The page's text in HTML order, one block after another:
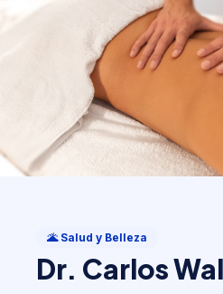
Dr. Carlos Walter
📍 Santa Cruz de la Sierra, Bolivia
🌋 Salud y Belleza
Dr. Carlos